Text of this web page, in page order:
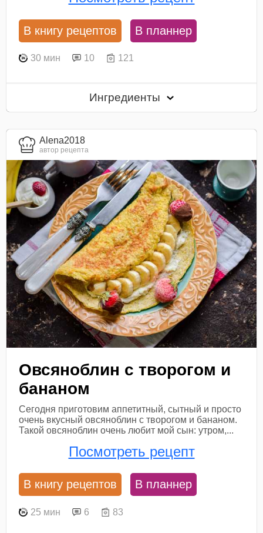
В книгу рецептов В планнер
30 мин 10 121
Ингредиенты
Alena2018
автор рецепта
Овсяноблин с творогом и
бананом
Сегодня приготовим аппетитный, сытный и просто
очень вкусный овсяноблин с творогом и бананом.
Такой овсяноблин очень любит мой сын: утром,...
Посмотреть рецепт
В книгу рецептов В планнер
25 мин 6 83